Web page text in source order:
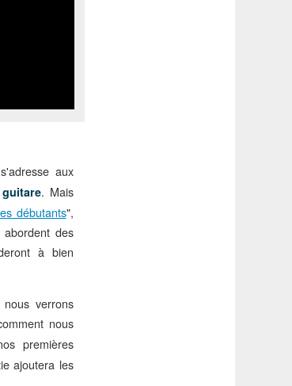
aux
. Mais
débutants",
des
à bien
verrons
nous
premières
ajoutera les